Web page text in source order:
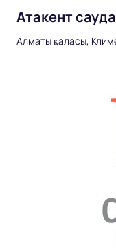
Атакент
Алматы қаласы,